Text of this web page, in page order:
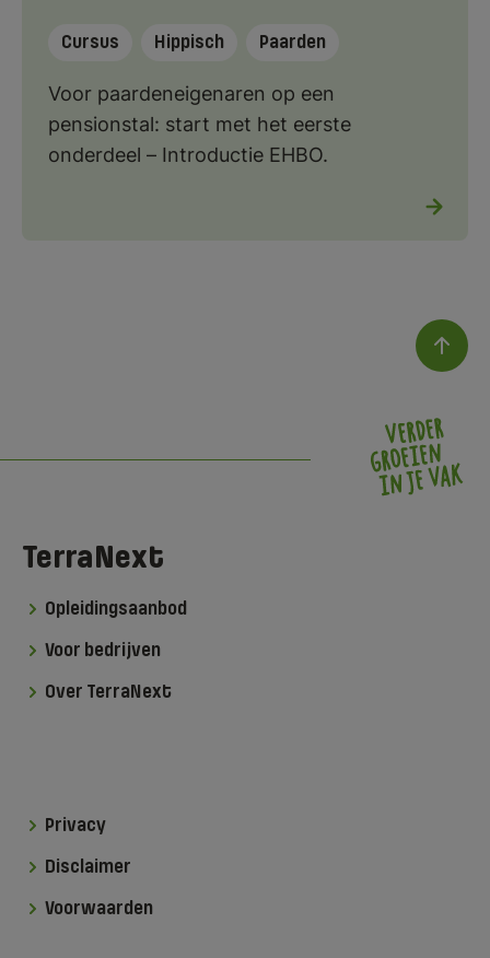
Cursus Hippisch Paarden
Voor paardeneigenaren op een
pensionstal: start met het eerste
onderdeel – Introductie EHBO.
TerraNext
Opleidingsaanbod
Voor bedrijven
Over TerraNext
Privacy
Disclaimer
Voorwaarden